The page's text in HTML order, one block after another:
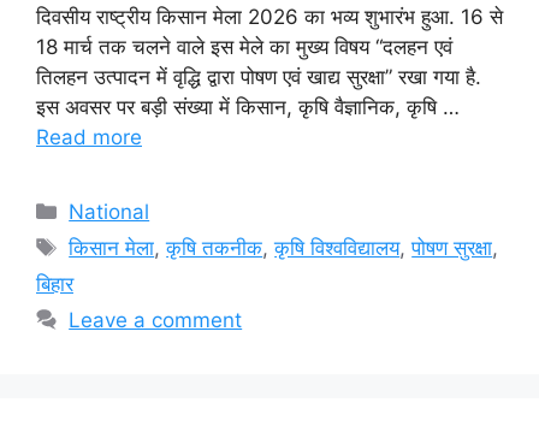
दिवसीय राष्ट्रीय किसान मेला 2026 का भव्य शुभारंभ हुआ. 16 से
18 मार्च तक चलने वाले इस मेले का मुख्य विषय “दलहन एवं
तिलहन उत्पादन में वृद्धि द्वारा पोषण एवं खाद्य सुरक्षा” रखा गया है.
इस अवसर पर बड़ी संख्या में किसान, कृषि वैज्ञानिक, कृषि …
Read more
Categories
National
Tags
किसान मेला,कृषि तकनीक,कृषि विश्वविद्यालय,पोषण सुरक्षा,
बिहार
Leave a comment